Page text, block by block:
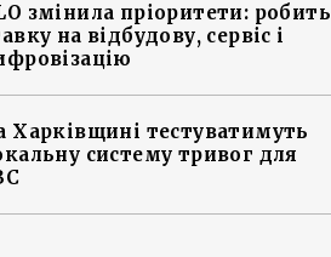
змінила пріоритети: робить
на відбудову, сервіс і
Харківщині тестуватимуть
систему тривог для